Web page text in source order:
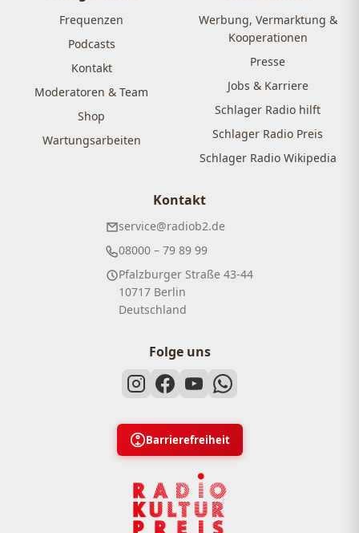
Frequenzen
Podcasts
Kontakt
Moderatoren & Team
Shop
Wartungsarbeiten
Werbung, Vermarktung &
Kooperationen
Presse
Jobs & Karriere
Schlager Radio hilft
Schlager Radio Preis
Schlager Radio Wikipedia
Kontakt
service@radiob2.de
08000 – 79 89 99
Pfalzburger Straße 43-44
10717 Berlin
Deutschland
Folge uns
Barrierefreiheit